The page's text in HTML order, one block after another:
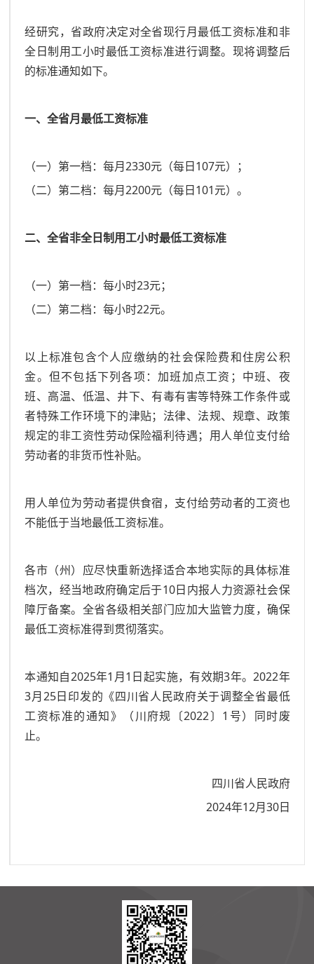
经研究，省政府决定对全省现行月最低工资标准和非
全日制用工小时最低工资标准进行调整。现将调整后
的标准通知如下。
一、全省月最低工资标准
（一）第一档：每月2330元（每日107元）；
（二）第二档：每月2200元（每日101元）。
二、全省非全日制用工小时最低工资标准
（一）第一档：每小时23元；
（二）第二档：每小时22元。
以上标准包含个人应缴纳的社会保险费和住房公积
金。但不包括下列各项：加班加点工资；中班、夜
班、高温、低温、井下、有毒有害等特殊工作条件或
者特殊工作环境下的津贴；法律、法规、规章、政策
规定的非工资性劳动保险福利待遇；用人单位支付给
劳动者的非货币性补贴。
用人单位为劳动者提供食宿，支付给劳动者的工资也
不能低于当地最低工资标准。
各市（州）应尽快重新选择适合本地实际的具体标准
档次，经当地政府确定后于10日内报人力资源社会保
障厅备案。全省各级相关部门应加大监管力度，确保
最低工资标准得到贯彻落实。
本通知自2025年1月1日起实施，有效期3年。2022年
3月25日印发的《四川省人民政府关于调整全省最低
工资标准的通知》（川府规〔2022〕1号）同时废
止。
四川省人民政府
2024年12月30日